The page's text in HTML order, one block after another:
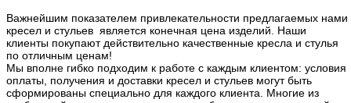
Важнейшим показателем привлекательности предлагаемых нами
кресел и стульев является конечная цена изделий. Наши
клиенты покупают действительно качественные кресла и стулья
по отличным ценам!
Мы вполне гибко подходим к работе с каждым клиентом: условия
оплаты, получения и доставки кресел и стульев могут быть
сформированы специально для каждого клиента. Многие из